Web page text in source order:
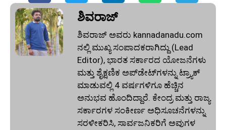
ಶಿವರಾಜ್
ಶಿವರಾಜ್ ಅವರು kannadanadu.com
ನಲ್ಲಿ ಮುಖ್ಯ ಸಂಪಾದಕರಾಗಿದ್ದು (Lead
Editor), ಭಾರತ ಸರ್ಕಾರದ ಯೋಜನೆಗಳು
ಮತ್ತು ಶೈಕ್ಷಣಿಕ ಅಪ್‌ಡೇಟ್‌ಗಳನ್ನು ಟ್ರ್ಯಾಕ್
ಮಾಡುವಲ್ಲಿ 4 ವರ್ಷಗಳಿಗೂ ಹೆಚ್ಚಿನ
ಅನುಭವ ಹೊಂದಿದ್ದಾರೆ. ಕೇಂದ್ರ ಮತ್ತು ರಾಜ್ಯ
ಸರ್ಕಾರಗಳ ಸಂಕೀರ್ಣ ಅಧಿಸೂಚನೆಗಳನ್ನು
ಸರಳೀಕರಿಸಿ, ಸಾರ್ವಜನಿಕರಿಗೆ ಅವುಗಳ